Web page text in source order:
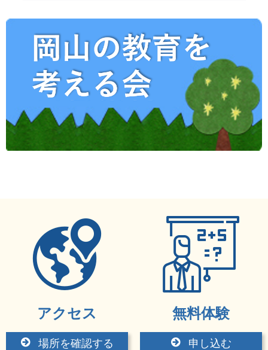
アクセス
場所を確認する
無料体験
申し込む